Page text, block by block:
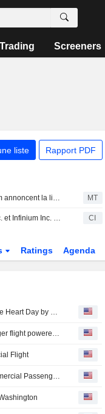
Trading Screeners
liste Rapport PDF
American Airlines et Infinium annoncent la livraison d'eSAF pour un vol commercial MT
American Airlines Group Inc. et Infinium Inc. annoncent un vol commercial propulsé par du carburant d'aviation durable de synthèse CI
Ratings Agenda
American Airlines invites AAdvantage members to honor Purple Heart Day by donating to the Miles for Heroes program
American Airlines and Infinium announce commercial passenger flight powered by Esaf
Flight
American Airlines Group Inc. and Infinium Inc. Announce Commercial Passenger Flight Powered by Electro Sustainable Aviation Fuel